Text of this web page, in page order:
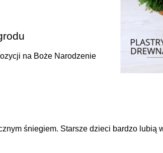
na Boże Narodzenie
śniegiem. Starsze dzieci bardzo lubią